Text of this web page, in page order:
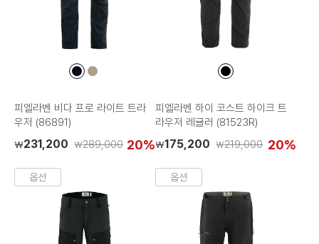
컬
컬
피엘라벤 비다 프로 라이트 트라
우저 (86891)
₩231,200 ₩289,000 20%
옵션
컬
피엘라벤 하이 코스트 하이크 트
라우저 레귤러 (81523R)
₩175,200 ₩219,000 20%
옵션